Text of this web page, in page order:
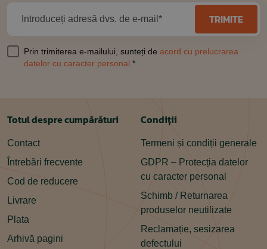
Introduceți adresă dvs. de e-mail* TRIMITE
Prin trimiterea e-mailului, sunteți de acord cu prelucrarea
datelor cu caracter personal. *
Totul despre cumpărături
Contact
Întrebări frecvente
Cod de reducere
Livrare
Plata
Arhivă pagini
Condiții
Termeni și condiții generale
GDPR – Protecția datelor
cu caracter personal
Schimb / Returnarea
produselor neutilizate
Reclamație, sesizarea
defectului